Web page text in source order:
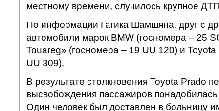
местному времени, случилось крупное
По информации Гагика Шамшяна, друг с
автомобили марок BMW (госномера – 25
Touareg» (госномера – 19 UU 120) и
UU 309).
В результате столкновения Toyota Prado
высвобождения пассажиров
Один человек был доставлен в больницу